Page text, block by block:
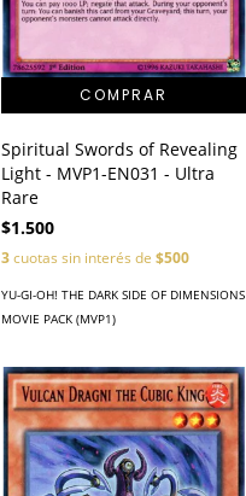
Spiritual Swords of Revealing
Light - MVP1-EN031 - Ultra
Rare
$1.500
3cuotas sin interés de $500
YU-GI-OH! THE DARK SIDE OF DIMENSIONS
MOVIE PACK (MVP1)